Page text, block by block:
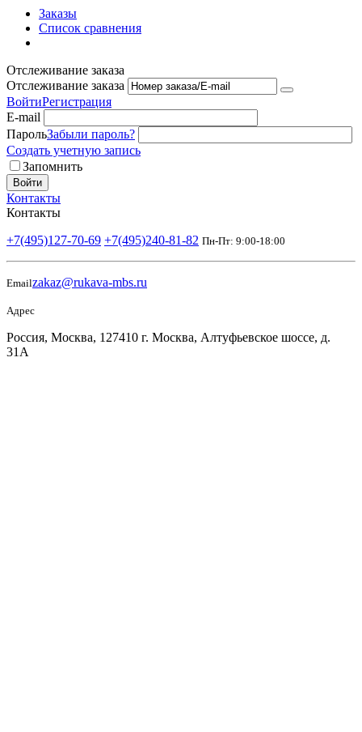
Заказы
Список сравнения
Отслеживание заказа
Отслеживание заказа
ВойтиРегистрация
E-mail
ПарольЗабыли пароль?
Создать учетную запись
Запомнить
Войти
Контакты
Контакты
+7(495)127-70-69 +7(495)240-81-82 Пн-Пт: 9:00-18:00
Emailzakaz@rukava-mbs.ru
Адрес
Россия, Москва, 127410 г. Москва, Алтуфьевское шоссе, д.
31А